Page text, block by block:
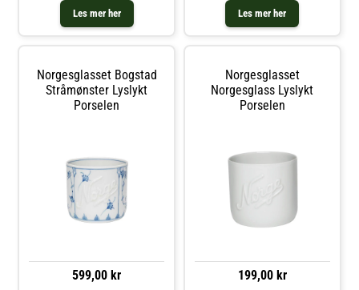
Les mer her
Disse shotglassene har den
ikoniske, nostalgiske Norge-logoen
som mange kjenner igjen fra kjøk
Les mer her
fin til kaffe, te, kakao og kalde
drikker Maud er et rent og
minimalistisk krus i h
Norgesglasset Bogstad
Stråmønster Lyslykt
Porselen
599,00 kr
Norgesglasset
Norgesglass Lyslykt
Porselen
199,00 kr